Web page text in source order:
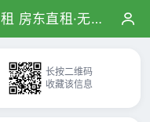
喀什月星上海城水城商铺出租 房东直租·无转让费 文旅新地标
长按二维码
收藏该信息